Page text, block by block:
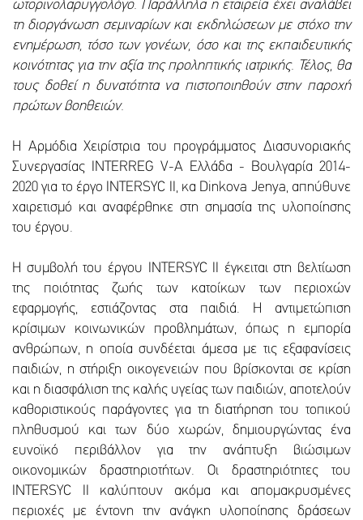
ωτορινολαρυγγολόγο. Παράλληλα η εταιρεία έχει αναλάβει
τη διοργάνωση σεμιναρίων και εκδηλώσεων με στόχο την
ενημέρωση, τόσο των γονέων, όσο και της εκπαιδευτικής
κοινότητας για την αξία της προληπτικής ιατρικής. Τέλος, θα
τους δοθεί η δυνατότητα να πιστοποιηθούν στην παροχή
πρώτων βοηθειών.
Η Αρμόδια Χειρίστρια του προγράμματος Διασυνοριακής
Συνεργασίας INTERREG V-A Ελλάδα - Βουλγαρία 2014-
2020 για το έργο INTERSYC II, κα Dinkova Jenya, απηύθυνε
χαιρετισμό και αναφέρθηκε στη σημασία της υλοποίησης
του έργου.
Η συμβολή του έργου INTERSYC II έγκειται στη βελτίωση
της ποιότητας ζωής των κατοίκων των περιοχών
εφαρμογής, εστιάζοντας στα παιδιά. Η αντιμετώπιση
κρίσιμων κοινωνικών προβλημάτων, όπως η εμπορία
ανθρώπων, η οποία συνδέεται άμεσα με τις εξαφανίσεις
παιδιών, η στήριξη οικογενειών που βρίσκονται σε κρίση
και η διασφάλιση της καλής υγείας των παιδιών, αποτελούν
καθοριστικούς παράγοντες για τη διατήρηση του τοπικού
πληθυσμού και των δύο χωρών, δημιουργώντας ένα
ευνοϊκό περιβάλλον για την ανάπτυξη βιώσιμων
οικονομικών δραστηριοτήτων. Οι δραστηριότητες του
INTERSYC II καλύπτουν ακόμα και απομακρυσμένες
περιοχές με έντονη την ανάγκη υλοποίησης δράσεων